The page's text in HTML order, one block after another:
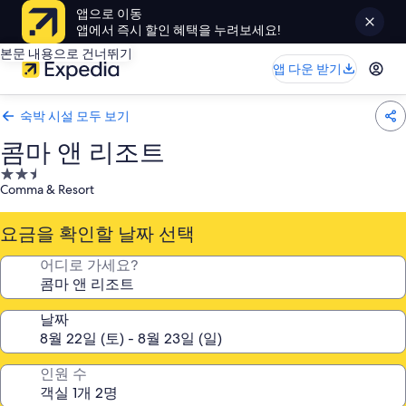
앱으로 이동
앱에서 즉시 할인 혜택을 누려보세요!
본문 내용으로 건너뛰기
앱 다운 받기
숙박 시설 모두 보기
콤마 앤 리조트
2.5
성
급
숙
박
설
Comma & Resort
요금을 확인할 날짜 선택
어디로 가세요?
날짜
인원 수